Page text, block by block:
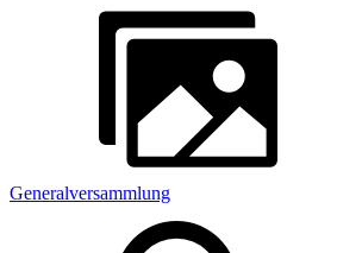
Generalversammlung